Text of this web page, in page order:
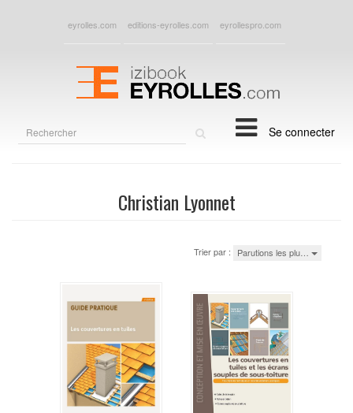
eyrolles.com editions-eyrolles.com eyrollespro.com
Se connecter
Christian Lyonnet
Trier par : Parutions les plu…